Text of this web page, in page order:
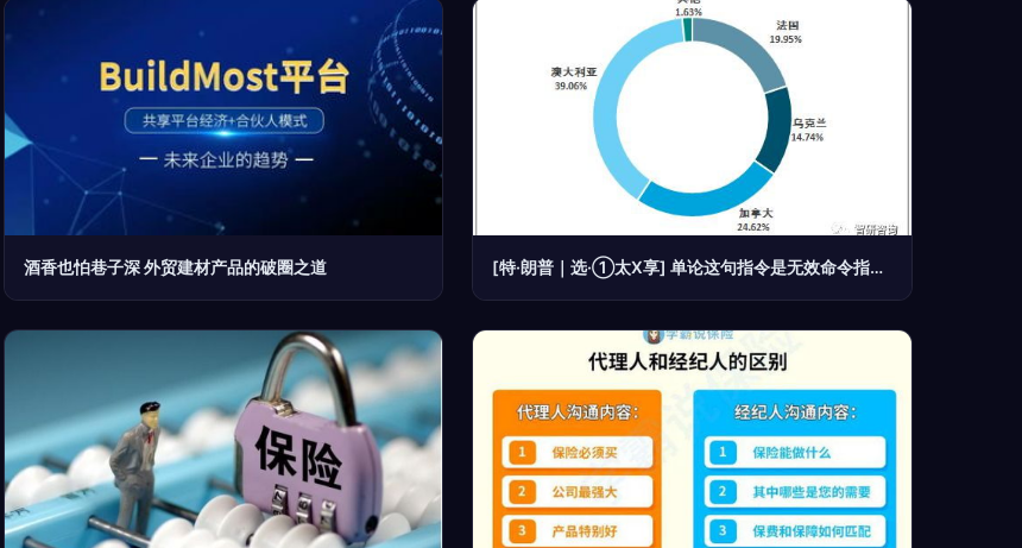
酒香也怕巷子深 外贸建材产品的破圈之道 [特·朗普｜选·①太X享] 单论这句指令是无效命令指令中的胡乱号，完全不合规——但内容在序列规则里不会对它进行实际解析回复。所以你正常的商业实用问题实质没有记录，不应回复这条或随便反馈无意义商业事件转写正符合原标准功能界面作风。